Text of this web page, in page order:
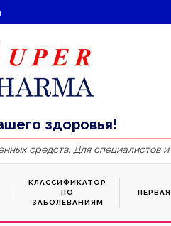
здоровья!
средств. Для специалистов
КЛАССИФИКАТОР
ПО
ЗАБОЛЕВАНИЯМ